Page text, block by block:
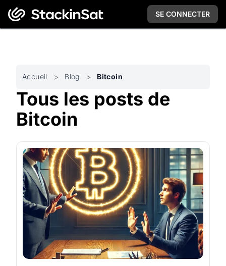
SE CONNECTER
Accueil Blog Bitcoin
Tous les posts de
Bitcoin